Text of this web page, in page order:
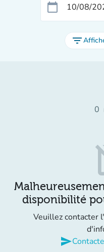
calendar_today
filter_list
0
disponibilité
Veuillez contacter
send